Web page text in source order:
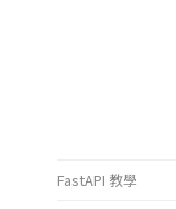
FastAPI 教學